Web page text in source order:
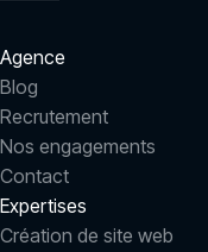
Agence
Blog
Recrutement
Nos engagements
Contact
Expertises
Création de site web